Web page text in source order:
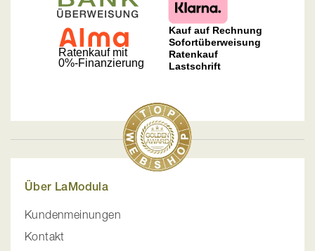
Über LaModula
Kundenmeinungen
Kontakt